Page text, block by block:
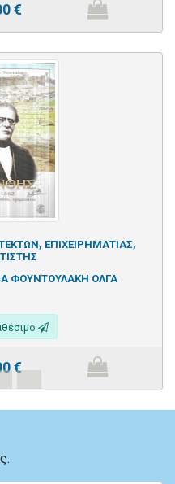
€
ΕΠΙΧΕΙΡΗΜΑΤΙΑΣ,
ΦΟΥΝΤΟΥΛΑΚΗ ΟΛΓΑ
€